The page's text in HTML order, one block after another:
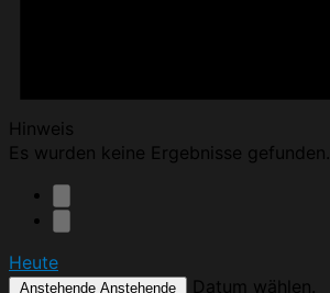
Hinweis
Es wurden keine Ergebnisse gefunden.
Heute
Anstehende Anstehende Datum wählen.